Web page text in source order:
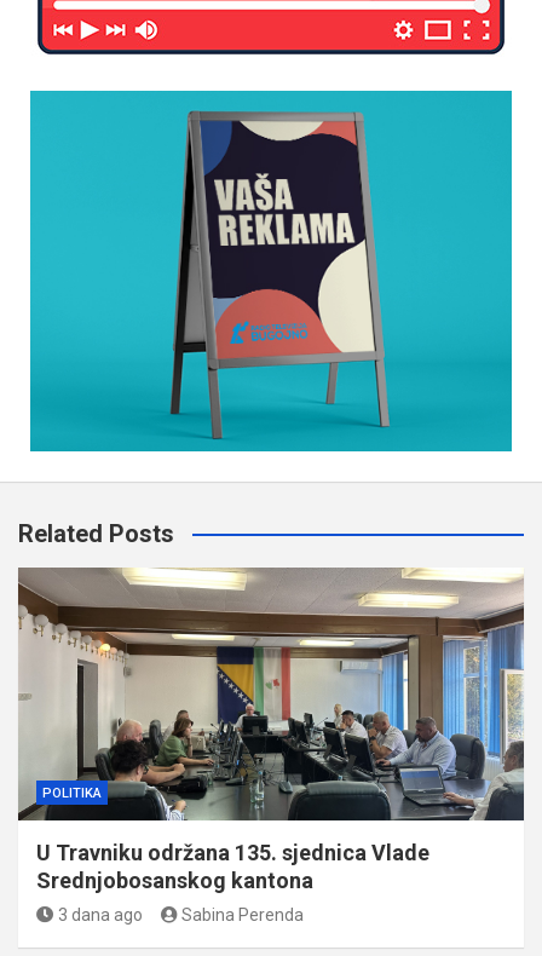
Related Posts
POLITIKA
U Travniku održana 135. sjednica Vlade
Srednjobosanskog kantona
3 dana ago Sabina Perenda